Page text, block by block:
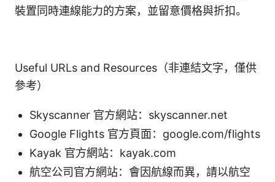
裝置同時連線能力的方案，並留意價格與折扣。
Useful URLs and Resources（非連結文字，僅供
參考）
Skyscanner 官方網站：skyscanner.net
Google Flights 官方頁面：google.com/flights
Kayak 官方網站：kayak.com
航空公司官方網站：會因航線而異，請以航空